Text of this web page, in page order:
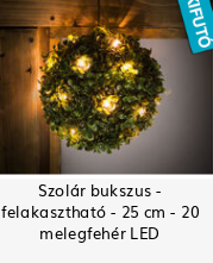
Szolár bukszus -
felakasztható - 25 cm - 20
melegfehér LED